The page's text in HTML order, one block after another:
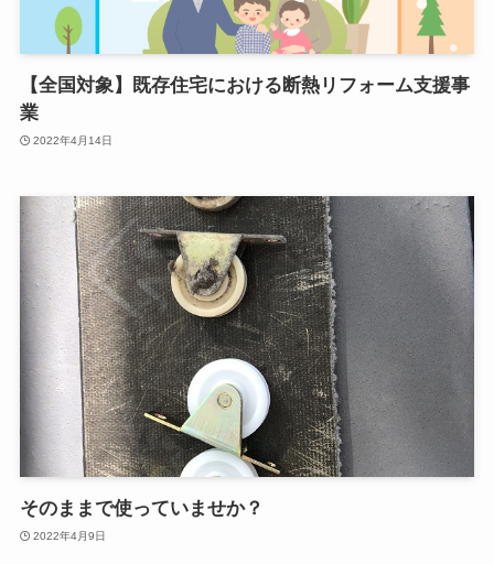
【全国対象】既存住宅における断熱リフォーム支援事
業
2022年4月14日
そのままで使っていませか？
2022年4月9日